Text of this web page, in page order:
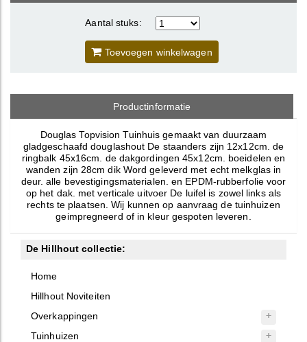
Aantal stuks:
Toevoegen winkelwagen
Productinformatie
Douglas Topvision Tuinhuis gemaakt van duurzaam
gladgeschaafd douglashout De staanders zijn 12x12cm. de
ringbalk 45x16cm. de dakgordingen 45x12cm. boeidelen en
wanden zijn 28cm dik Word geleverd met echt melkglas in
deur. alle bevestigingsmaterialen. en EPDM-rubberfolie voor
op het dak. met verticale uitvoer De luifel is zowel links als
rechts te plaatsen. Wij kunnen op aanvraag de tuinhuizen
geimpregneerd of in kleur gespoten leveren.
De Hillhout collectie:
Home
Hillhout Noviteiten
Overkappingen
Tuinhuizen